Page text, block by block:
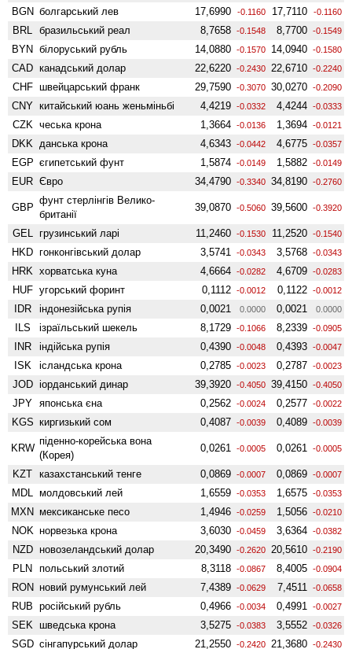
BGN болгарський лев 17,6990 -0.1160 17,7110 -0.1160
BRL бразильський реал 8,7658 -0.1548 8,7700 -0.1549
BYN білоруський рубль 14,0880 -0.1570 14,0940 -0.1580
CAD канадський долар 22,6220 -0.2430 22,6710 -0.2240
CHF швейцарський франк 29,7590 -0.3070 30,0270 -0.2090
CNY китайський юань женьмiньбi 4,4219 -0.0332 4,4244 -0.0333
CZK чеська крона 1,3664 -0.0136 1,3694 -0.0121
DKK данська крона 4,6343 -0.0442 4,6775 -0.0357
EGP єгипетський фунт 1,5874 -0.0149 1,5882 -0.0149
EUR Євро 34,4790 -0.3340 34,8190 -0.2760
GBP
фунт стерлінгів Велико­
британії
39,0870 -0.5060 39,5600 -0.3920
GEL грузинський ларі 11,2460 -0.1530 11,2520 -0.1540
HKD гонконгівський долар 3,5741 -0.0343 3,5768 -0.0343
HRK хорватська куна 4,6664 -0.0282 4,6709 -0.0283
HUF угорський форинт 0,1112 -0.0012 0,1122 -0.0012
IDR індонезійська рупія 0,0021 0.0000 0,0021 0.0000
ILS ізраїльський шекель 8,1729 -0.1066 8,2339 -0.0905
INR індійська рупія 0,4390 -0.0048 0,4393 -0.0047
ISK ісландська крона 0,2785 -0.0023 0,2787 -0.0023
JOD іорданський динар 39,3920 -0.4050 39,4150 -0.4050
JPY японська єна 0,2562 -0.0024 0,2577 -0.0022
KGS киргизький сом 0,4087 -0.0039 0,4089 -0.0039
KRW
піденно-корейська вона
(Корея)
0,0261 -0.0005 0,0261 -0.0005
KZT казахстанський тенге 0,0869 -0.0007 0,0869 -0.0007
MDL молдовський лей 1,6559 -0.0353 1,6575 -0.0353
MXN мексиканське песо 1,4946 -0.0259 1,5056 -0.0210
NOK норвезька крона 3,6030 -0.0459 3,6364 -0.0382
NZD ново­зеландський долар 20,3490 -0.2620 20,5610 -0.2190
PLN польський злотий 8,3118 -0.0867 8,4005 -0.0904
RON новий румунський лей 7,4389 -0.0629 7,4511 -0.0658
RUB російський рубль 0,4966 -0.0034 0,4991 -0.0027
SEK шведська крона 3,5275 -0.0383 3,5552 -0.0326
SGD сінгапурський долар 21,2550 -0.2420 21,3680 -0.2430